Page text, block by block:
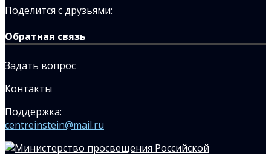
Поделится с друзьями:
Обратная связь
Задать вопрос
Контакты
Поддержка:
centreinstein@mail.ru